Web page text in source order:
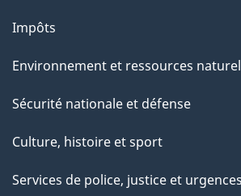
Impôts
Environnement et ressources
Sécurité nationale et défense
Culture, histoire et sport
Services de police, justice et urgences